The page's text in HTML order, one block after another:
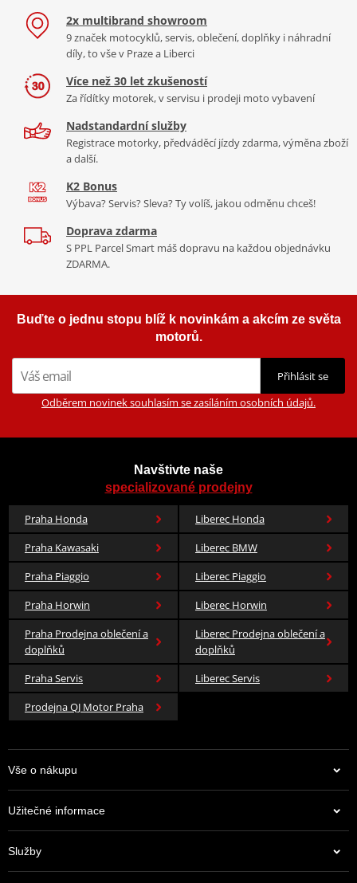
2x multibrand showroom
9 značek motocyklů, servis, oblečení, doplňky i náhradní
díly, to vše v Praze a Liberci
Více než 30 let zkušeností
Za řídítky motorek, v servisu i prodeji moto vybavení
Nadstandardní služby
Registrace motorky, předváděcí jízdy zdarma, výměna zboží
a další.
K2 Bonus
Výbava? Servis? Sleva? Ty volíš, jakou odměnu chceš!
Doprava zdarma
S PPL Parcel Smart máš dopravu na každou objednávku
ZDARMA.
Buďte o jednu stopu blíž k novinkám a akcím ze světa
motorů.
Přihlásit se
Odběrem novinek souhlasím se zasíláním osobních údajů.
Navštivte naše
specializované prodejny
Praha Honda
Liberec Honda
Praha Kawasaki
Liberec BMW
Praha Piaggio
Liberec Piaggio
Praha Horwin
Liberec Horwin
Praha Prodejna oblečení a
doplňků
Liberec Prodejna oblečení a
doplňků
Praha Servis
Liberec Servis
Prodejna QJ Motor Praha
Vše o nákupu
Užitečné informace
Služby